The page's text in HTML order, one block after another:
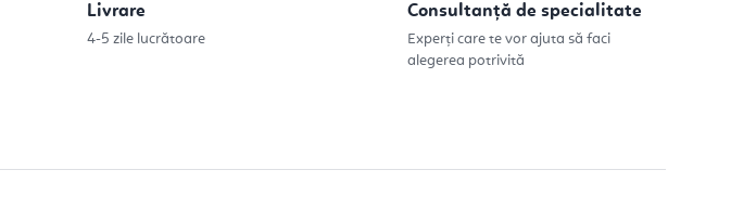
Livrare
4-5 zile lucrătoare
Consultanță de specialitate
Experți care te vor ajuta să faci
alegerea potrivită